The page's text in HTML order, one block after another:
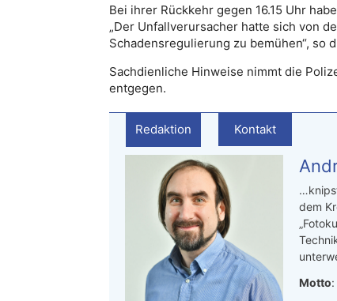
Bei ihrer Rückkehr gegen 16.15 Uhr
„Der Unfallverursacher hatte sich von
Schadensregulierung zu bemühen“, so
Sachdienliche Hinweise nimmt die
entgegen.
Redaktion Kontakt
dem
Motto